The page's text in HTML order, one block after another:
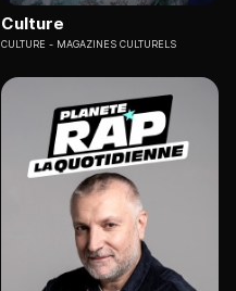
Culture
CULTURE MAGAZINES CULTURELS